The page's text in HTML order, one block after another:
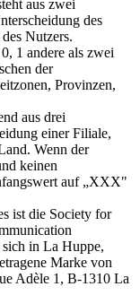
aus zwei
des
Nutzers.
1 andere als zwei
der
Provinzen,
aus drei
einer Filiale,
Wenn der
keinen
auf „XXX"
ist die Society for
in La Huppe,
Marke von
Adèle 1, B-1310 La